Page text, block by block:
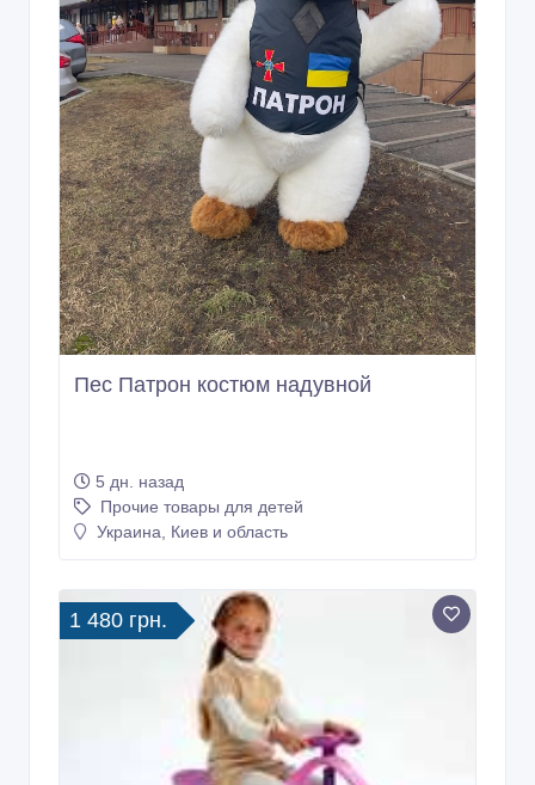
Пес Патрон костюм надувной
5 дн. назад
Прочие товары для детей
Украина, Киев и область
1 480 грн.